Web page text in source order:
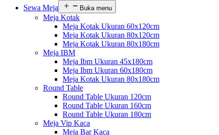
Sewa Meja
Buka menu
Meja Kotak
Meja Kotak Ukuran 60x120cm
Meja Kotak Ukuran 80x120cm
Meja Kotak Ukuran 80x180cm
Meja IBM
Meja Ibm Ukuran 45x180cm
Meja Ibm Ukuran 60x180cm
Meja Kotak Ukuran 80x180cm
Round Table
Round Table Ukuran 120cm
Round Table Ukuran 160cm
Round Table Ukuran 180cm
Meja Vip Kaca
Meja Bar Kaca